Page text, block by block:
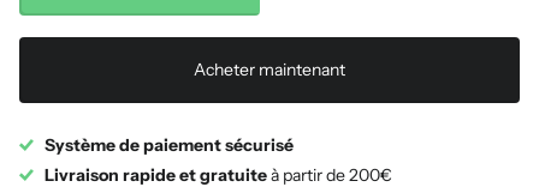
Acheter maintenant
Système de paiement sécurisé
Livraison rapide et gratuiteà partir de 200€